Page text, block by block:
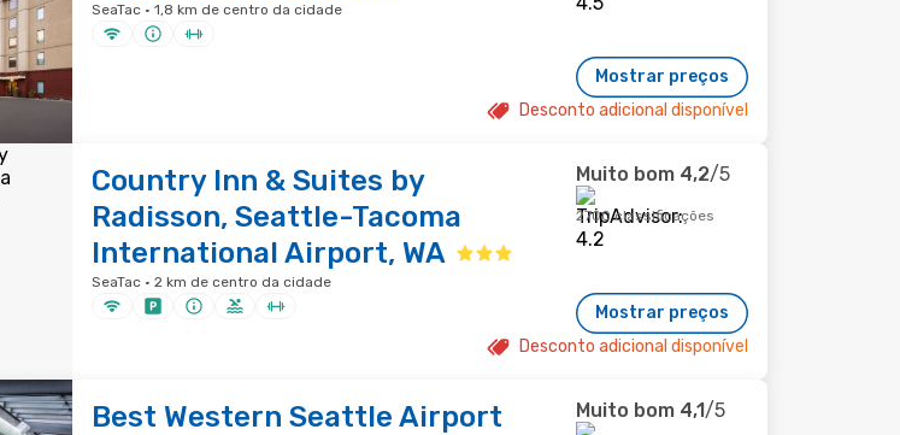
SeaTac · 1,8 km de centro da cidade
Mostrar preços
Desconto adicional disponível
Country Inn & Suites by
Radisson, Seattle-Tacoma
International Airport, WA
SeaTac · 2 km de centro da cidade
Muito bom 4,2/5
2700 classificações
Mostrar preços
Desconto adicional disponível
Best Western Seattle Airport
Muito bom 4,1/5